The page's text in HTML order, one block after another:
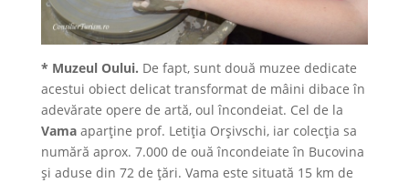
* Muzeul Oului. De fapt, sunt două muzee dedicate
acestui obiect delicat transformat de mâini dibace în
adevărate opere de artă, oul încondeiat. Cel de la
Vamaaparţine prof. Letiţia Orşivschi, iar colecţia sa
numără aprox. 7.000 de ouă încondeiate în Bucovina
și aduse din 72 de țări. Vama este situată 15 km de